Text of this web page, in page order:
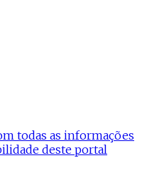
todas as informações
deste portal